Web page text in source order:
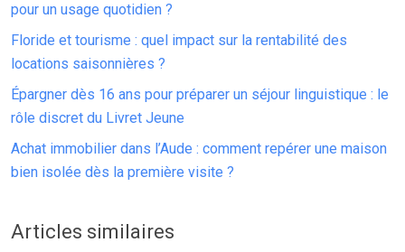
pour un usage quotidien ?
Floride et tourisme : quel impact sur la rentabilité des
locations saisonnières ?
Épargner dès 16 ans pour préparer un séjour linguistique : le
rôle discret du Livret Jeune
Achat immobilier dans l’Aude : comment repérer une maison
bien isolée dès la première visite ?
Articles similaires